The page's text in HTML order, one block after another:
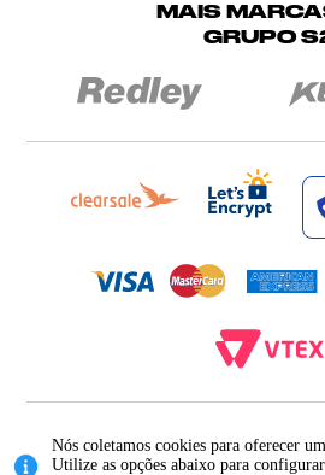
Nós coletamos cookies para oferecer
Utilize as opções abaixo para
MAIS
GRUPO
12.093.445/0002-23
RUA JUMECY RODRIGUES GOMES, 331 -